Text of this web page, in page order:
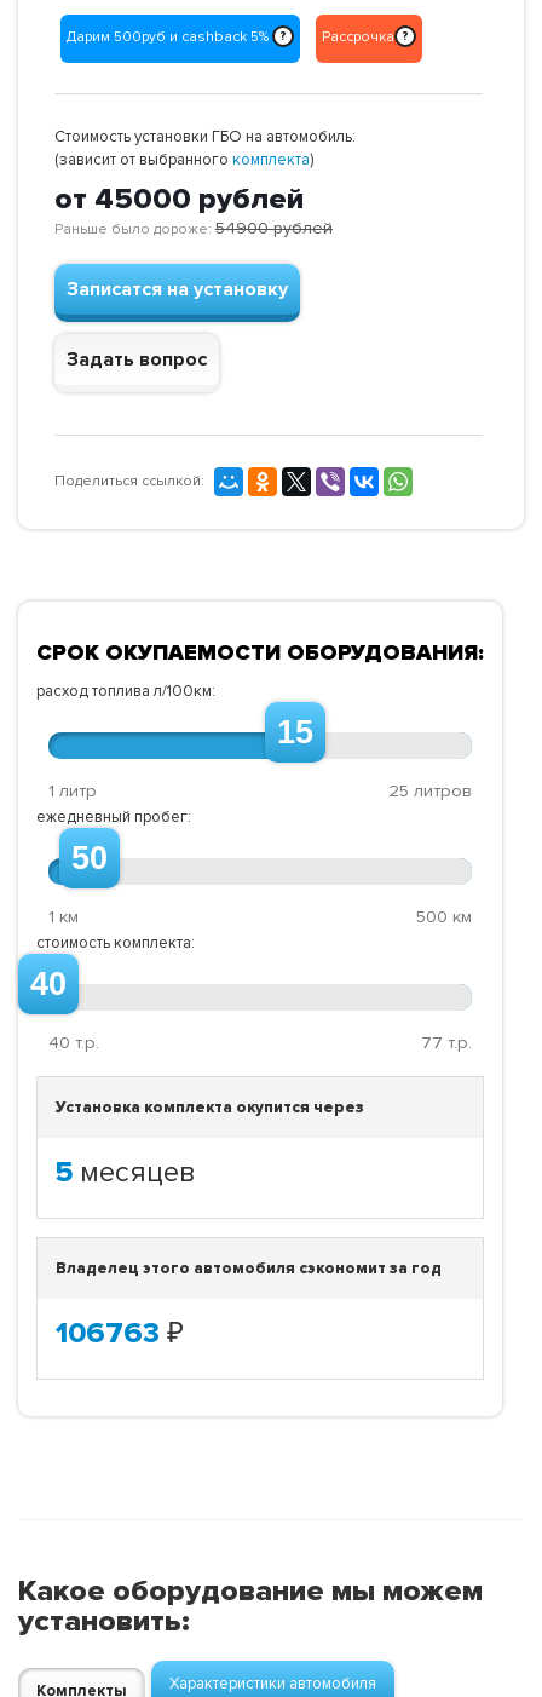
Дарим 500руб и cashback 5% ? Рассрочка ?
Стоимость установки ГБО на автомобиль:
(зависит от выбранного комплекта)
от 45000 рублей
Раньше было дороже: 54900рублей
Записатся на установку
Задать вопрос
Поделиться ссылкой:
СРОК ОКУПАЕМОСТИ ОБОРУДОВАНИЯ:
расход топлива л/100км:
15
1 литр 25 литров
ежедневный пробег:
50
1 км 500 км
стоимость комплекта:
40
40 т.р. 77 т.р.
Установка комплекта окупится через
5 месяцев
Владелец этого автомобиля сэкономит за год
106763 ₽
Какое оборудование мы можем
установить:
Комплекты Характеристики автомобиля